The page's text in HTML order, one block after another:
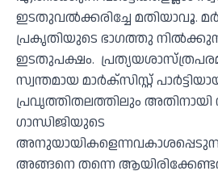
ഇടതുവൽക്കരിച്ചേ മതിയാവൂ.
പ്രകൃതിയുടെ ഭാഗത്തു
ഇടതുപക്ഷം.
സ്വന്തമായ മാർക്സിസ്റ്റ്
പ്രവൃത്തിതലത്തിലും അതിനായി
ഗാന്ധിജിയുടെ
അങ്ങനെ തന്നെ